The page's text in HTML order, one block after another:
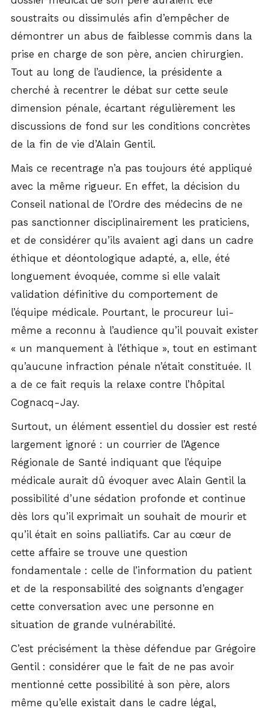
soustraits ou dissimulés afin d’empêcher de
démontrer un abus de faiblesse commis dans la
prise en charge de son père, ancien chirurgien.
Tout au long de l’audience, la présidente a
cherché à recentrer le débat sur cette seule
dimension pénale, écartant régulièrement les
discussions de fond sur les conditions concrètes
de la fin de vie d’Alain Gentil.
Mais ce recentrage n’a pas toujours été appliqué
avec la même rigueur. En effet, la décision du
Conseil national de l’Ordre des médecins de ne
pas sanctionner disciplinairement les praticiens,
et de considérer qu’ils avaient agi dans un cadre
éthique et déontologique adapté, a, elle, été
longuement évoquée, comme si elle valait
validation définitive du comportement de
l’équipe médicale. Pourtant, le procureur lui-
même a reconnu à l’audience qu’il pouvait exister
« un manquement à l’éthique », tout en estimant
qu’aucune infraction pénale n’était constituée. Il
a de ce fait requis la relaxe contre l’hôpital
Cognacq-Jay.
Surtout, un élément essentiel du dossier est resté
largement ignoré : un courrier de l’Agence
Régionale de Santé indiquant que l’équipe
médicale aurait dû évoquer avec Alain Gentil la
possibilité d’une sédation profonde et continue
dès lors qu’il exprimait un souhait de mourir et
qu’il était en soins palliatifs. Car au cœur de
cette affaire se trouve une question
fondamentale : celle de l’information du patient
et de la responsabilité des soignants d’engager
cette conversation avec une personne en
situation de grande vulnérabilité.
C’est précisément la thèse défendue par Grégoire
Gentil : considérer que le fait de ne pas avoir
mentionné cette possibilité à son père, alors
même qu’elle existait dans le cadre légal,